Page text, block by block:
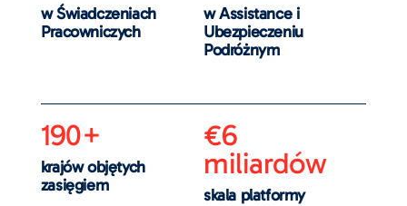
w Świadczeniach
Pracowniczych
w Assistance i
Ubezpieczeniu
Podróżnym
190+
krajów objętych
zasięgiem
€6
miliardów
skala platformy